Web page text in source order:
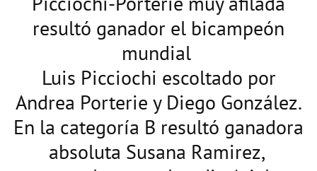
resultó ganador el bicampeón
mundial
Luis Picciochi escoltado por
Andrea Porterie y Diego González.
En la categoría B resultó ganadora
absoluta Susana Ramirez,